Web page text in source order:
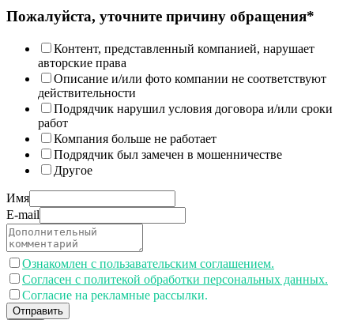
Пожалуйста, уточните причину обращения*
Контент, представленный компанией, нарушает
авторские права
Описание и/или фото компании не соответствуют
действительности
Подрядчик нарушил условия договора и/или сроки
работ
Компания больше не работает
Подрядчик был замечен в мошенничестве
Другое
Имя
E-mail
Ознакомлен с пользавательским соглашением.
Согласен с политекой обработки персональных данных.
Согласие на рекламные рассылки.
Отправить